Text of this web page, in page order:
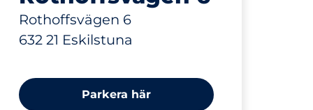
Rothoffsvägen 6
632 21 Eskilstuna
Parkera här